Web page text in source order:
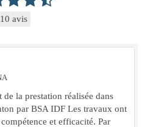
10 avis
de la prestation réalisée dans
par BSA IDF Les travaux ont
et efficacité. Par